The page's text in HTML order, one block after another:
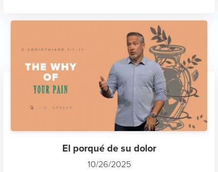
El porqué de su dolor
10/26/2025